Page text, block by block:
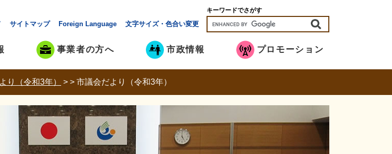
サイトマップ Foreign Language 文字サイズ・色合い変更
キーワードでさがす
事業者の方へ 市政情報 プロモーション
り（令和3年） > > 市議会だより（令和3年）